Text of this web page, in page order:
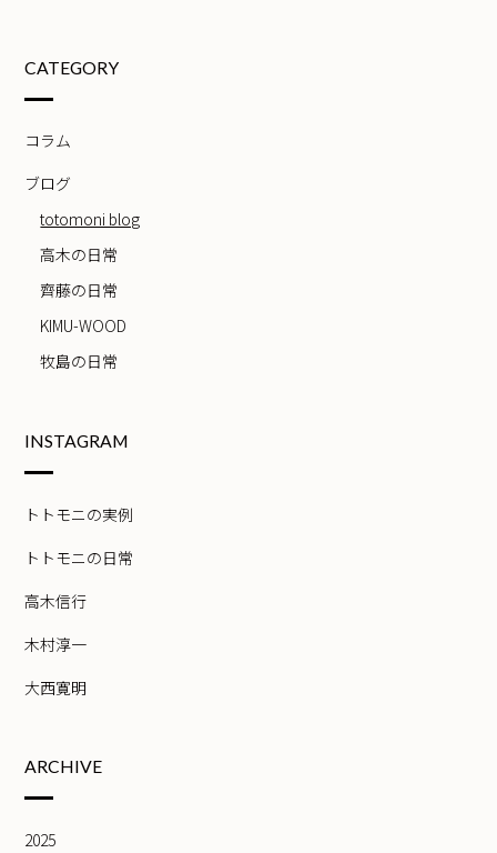
CATEGORY
コラム
ブログ
totomoni blog
高木の日常
齊藤の日常
KIMU-WOOD
牧島の日常
INSTAGRAM
トトモニの実例
トトモニの日常
高木信行
木村淳一
大西寛明
ARCHIVE
2025